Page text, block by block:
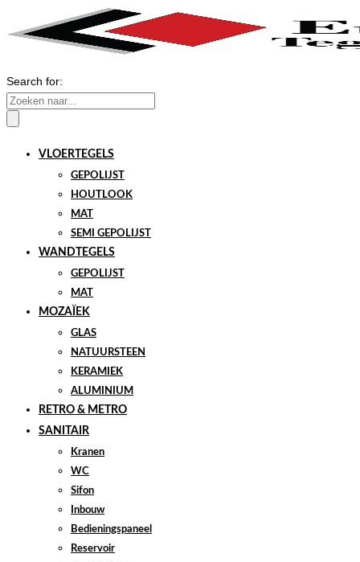
Search for:
VLOERTEGELS
GEPOLIJST
HOUTLOOK
MAT
SEMI GEPOLIJST
WANDTEGELS
GEPOLIJST
MAT
MOZAÏEK
GLAS
NATUURSTEEN
KERAMIEK
ALUMINIUM
RETRO & METRO
SANITAIR
Kranen
WC
Sifon
Inbouw
Bedieningspaneel
Reservoir